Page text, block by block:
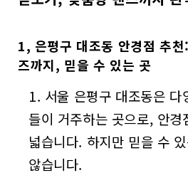
1, 은평구 대조동 안경점 추
즈까지, 믿을 수 있는 곳
서울 은평구 대조동은 다
들이 거주하는 곳으로, 안경
넓습니다. 하지만 믿을 수
않습니다.